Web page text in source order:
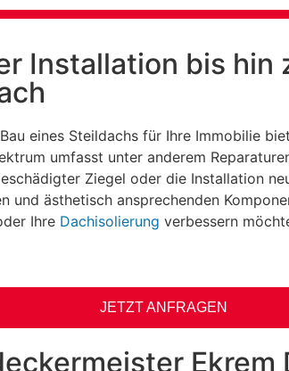
Installation bis hin
eines Steildachs für Ihre Immobilie
umfasst unter anderem
Ziegel oder die Installation
und ästhetisch ansprechenden
Ihre Dachisolierung verbessern
JETZT ANFRAGEN